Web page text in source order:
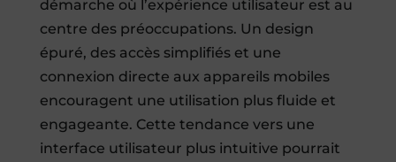
démarche où l’expérience utilisateur est au
centre des préoccupations. Un design
épuré, des accès simplifiés et une
connexion directe aux appareils mobiles
encouragent une utilisation plus fluide et
engageante. Cette tendance vers une
interface utilisateur plus intuitive pourrait